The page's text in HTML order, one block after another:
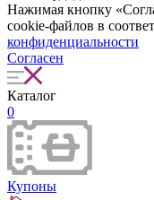
Нажимая кнопку
cookie-файлов в
конфиденциальности
Согласен
Каталог
0
Купоны